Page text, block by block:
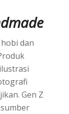
dan
Gen Z